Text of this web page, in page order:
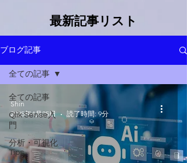
最新記事リスト
ブログ記事
全ての記事
Qlik Sense入
門
分析・可視化
Tips
全ての記事
Shin
2025年4月25日
読了時間: 9分